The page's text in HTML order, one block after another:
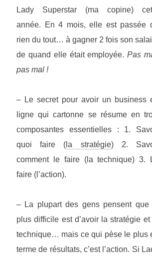
Lady Superstar (ma copine)
année. En 4 mois, elle est passée
rien du tout… à gagner 2 fois son
de quand elle était employée.Pas
pas mal !
– Le secret pour avoir un business
ligne qui cartonne se résume en
composantes essentielles : 1.
quoi faire ( la stratégie) 2.
comment le faire (la technique) 3.
faire (l’action).
– La plupart des gens pensent que
plus difficile est d’avoir la stratégie et
technique… mais ce qui pèse le plus
terme de résultats, c’est l’action. Si